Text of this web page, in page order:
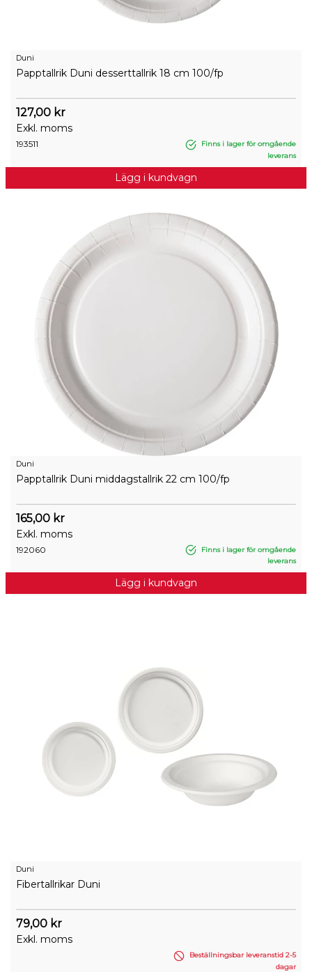
Duni
Papptallrik Duni desserttallrik 18 cm 100/fp
127,00 kr
Exkl. moms
193511
Finns i lager för omgående
leverans
Lägg i kundvagn
Duni
Papptallrik Duni middagstallrik 22 cm 100/fp
165,00 kr
Exkl. moms
192060
Finns i lager för omgående
leverans
Lägg i kundvagn
Duni
Fibertallrikar Duni
79,00 kr
Exkl. moms
Beställningsbar leveranstid 2-5
dagar